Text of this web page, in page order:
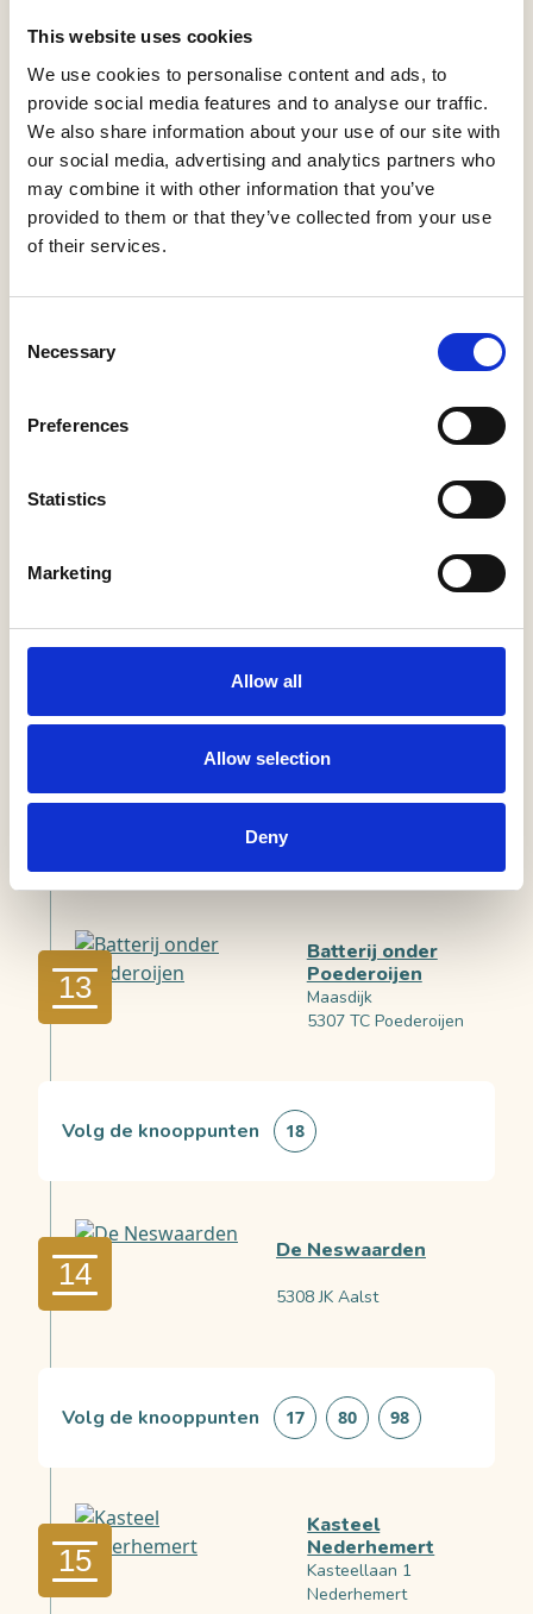
This website uses cookies
We use cookies to personalise content and ads, to
provide social media features and to analyse our traffic.
We also share information about your use of our site with
our social media, advertising and analytics partners who
may combine it with other information that you’ve
provided to them or that they’ve collected from your use
of their services.
Selection
Necessary
Preferences
Statistics
Marketing
Allow all
Allow selection
Deny
Volg de knooppunten
10
Volg de knooppunten 21
Wilhelminasluis
Andel
13
Batterij onder
Poederoijen
Maasdijk
5307 TC Poederoijen
Volg de knooppunten 18
14
De Neswaarden
5308 JK Aalst
Volg de knooppunten 17 80 98
15
Kasteel
Nederhemert
Kasteellaan 1
Nederhemert